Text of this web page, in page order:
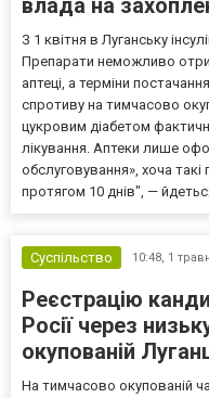
влада на
З 1 квітня в Луганську
Препарати неможливо
аптеці, а терміни
спротиву на тимчасово
цукровим діабетом
лікування. Аптеки лише
обслуговування», хоча
протягом 10 днів", —
Суспільство 10:48, 1
Реєстрацію
Росії через
окупованій
На тимчасово окупованій